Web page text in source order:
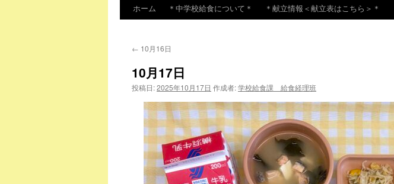
ホーム ＊中学校給食について＊ ＊献立情報＜献立表はこちら＞＊
← 10月16日
10月17日
投稿日:2025年10月17日 作成者:学校給食課 給食経理班